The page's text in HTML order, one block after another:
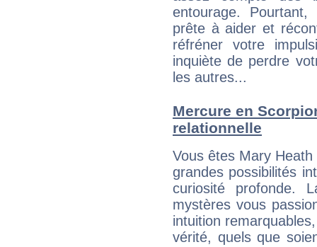
entourage.
prête à aider et
réfréner votre
inquiète de perdre
les autres...
Mercure en
relationnelle
Vous êtes Mary
grandes possibilités
curiosité profonde.
mystères vous
intuition
vérité, quels que